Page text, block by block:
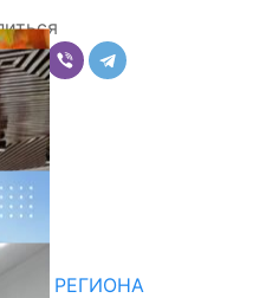
РЕГИОНА